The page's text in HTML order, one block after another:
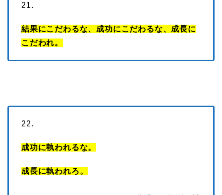
21.
結果にこだわるな、成功にこだわるな、成長に
こだわれ。
22.
成功に執われるな。
成長に執われろ。